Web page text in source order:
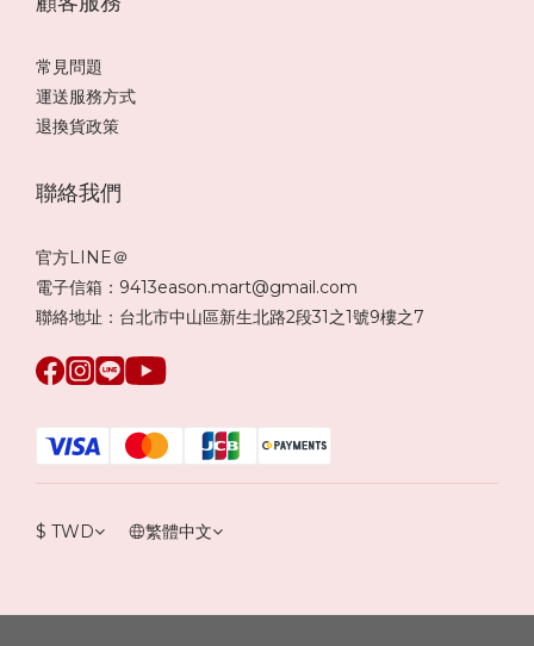
常見問題
運送服務方式
退換貨政策
聯絡我們
官方LINE＠
電子信箱：9413eason.mart@gmail.com
聯絡地址：台北市中山區新生北路2段31之1號9樓之7
$ TWD 繁體中文